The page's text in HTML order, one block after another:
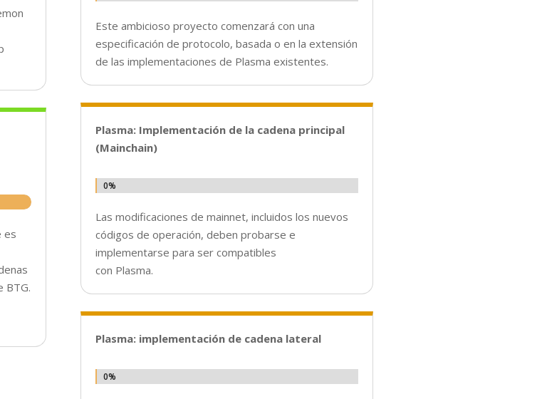
es
BTG.
Este ambicioso proyecto comenzará con una
especificación de protocolo, basada o en la extensión
de las implementaciones de Plasma existentes.
Plasma: Implementación de la cadena principal
(Mainchain)
0%
0%
Las modificaciones de mainnet, incluidos los nuevos
códigos de operación, deben probarse e
implementarse para ser compatibles
con Plasma.
Plasma: implementación de cadena lateral
0%
0%